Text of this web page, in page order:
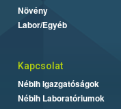
Növény
Labor/Egyéb
Kapcsolat
Nébih Igazgatóságok
Nébih Laboratóriumok